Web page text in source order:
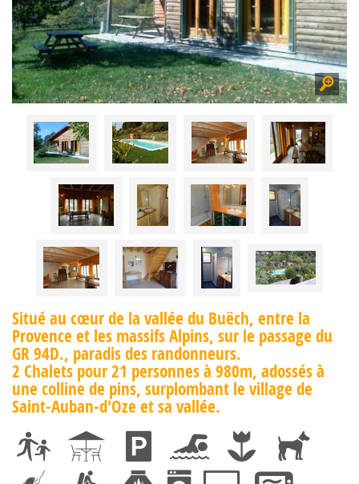
Situé au cœur de la vallée du Buëch, entre la
Provence et les massifs Alpins, sur le passage du
GR 94D., paradis des randonneurs.
2 Chalets pour 21 personnes à 980m, adossés à
une colline de pins, surplombant le village de
Saint-Auban-d'Oze et sa vallée.